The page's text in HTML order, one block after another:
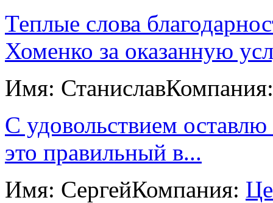
Теплые слова
Хоменко за оказанную
Имя: Станислав
С удовольствием
это правильный в...
Имя: СергейКомпания: